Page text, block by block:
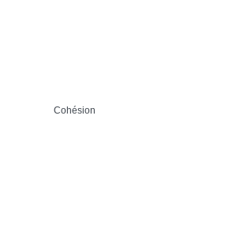
Cohésion